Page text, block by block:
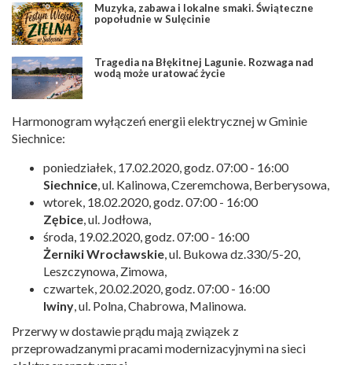
Muzyka, zabawa i lokalne smaki. Świąteczne
popołudnie w Sulęcinie
Tragedia na Błękitnej Lagunie. Rozwaga nad
wodą może uratować życie
Harmonogram wyłączeń energii elektrycznej w Gminie
Siechnice:
poniedziałek, 17.02.2020, godz. 07:00 - 16:00
Siechnice, ul. Kalinowa, Czeremchowa, Berberysowa,
wtorek, 18.02.2020, godz. 07:00 - 16:00
Zębice, ul. Jodłowa,
środa, 19.02.2020, godz. 07:00 - 16:00
Żerniki Wrocławskie, ul. Bukowa dz.330/5-20,
Leszczynowa, Zimowa,
czwartek, 20.02.2020, godz. 07:00 - 16:00
Iwiny, ul. Polna, Chabrowa, Malinowa.
Przerwy w dostawie prądu mają związek z
przeprowadzanymi pracami modernizacyjnymi na sieci